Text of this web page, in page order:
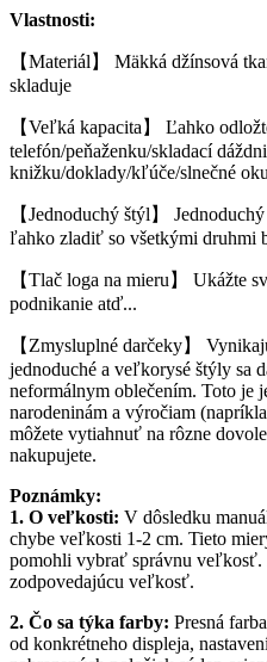
Vlastnosti:
【Materiál】 Mäkká džínsová
skladuje
【Veľká kapacita】 Ľahko
telefón/peňaženku/skladací
knižku/doklady/kľúče/slnečné
【Jednoduchý štýl】
ľahko zladiť so všetkými druhmi
【Tlač loga na mieru】 Ukážte
podnikanie atď...
【Zmysluplné darčeky】
jednoduché a veľkorysé štýly sa
neformálnym oblečením. Toto je
narodeninám a výročiam
môžete vytiahnuť na rôzne
nakupujete.
Poznámky:
1. O veľkosti: V dôsledku
chybe veľkosti 1-2 cm. Tieto
pomohli vybrať správnu veľkosť.
zodpovedajúcu veľkosť.
2. Čo sa týka farby: Presná
od konkrétneho displeja,